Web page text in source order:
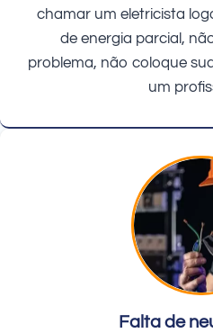
chamar um eletricista
de energia parcial,
problema, não coloque
um
Falta de